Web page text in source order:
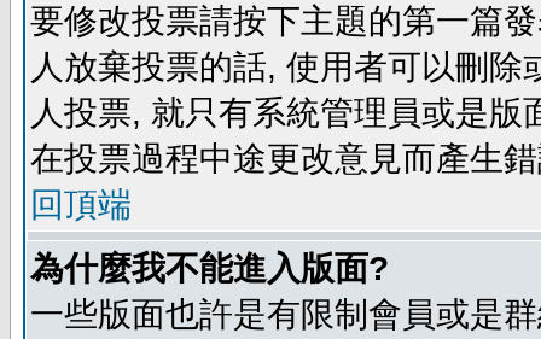
要修改投票請按下主題的第一篇
人放棄投票的話, 使用者可以刪
人投票, 就只有系統管理員或是
在投票過程中途更改意見而產生
回頂端
為什麼我不能進入版面?
一些版面也許是有限制會員或是